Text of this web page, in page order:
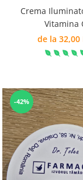
Crema
Vitamina
de la 32,00
-42%